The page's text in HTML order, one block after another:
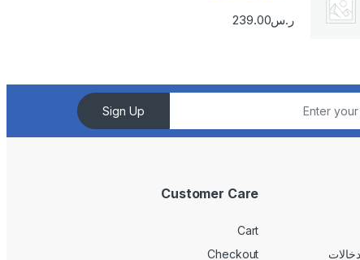
ر.س239.00
Sign Up
Customer Care
Cart
Checkout